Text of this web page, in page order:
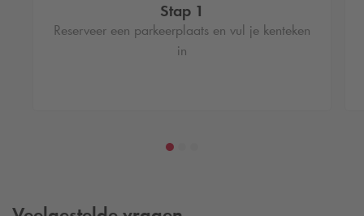
Stap 1
Reserveer een parkeerplaats en vul je kenteken
in